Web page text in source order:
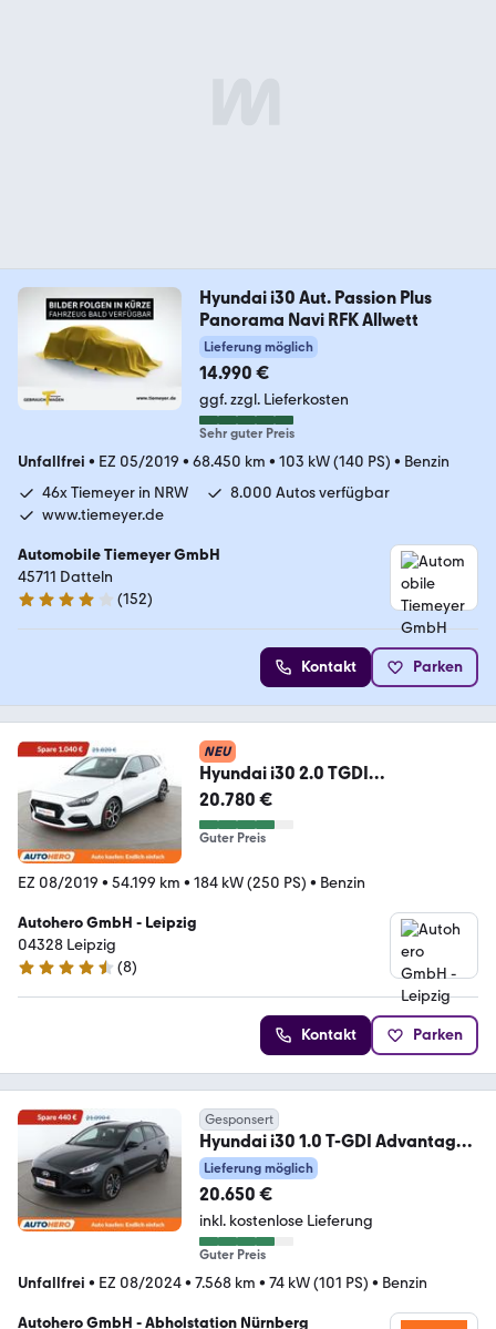
Hyundai i30 Aut. Passion Plus
Panorama Navi RFK Allwett
Lieferung möglich
14.990 €
ggf. zzgl. Lieferkosten
Sehr guter Preis
Unfallfrei • EZ 05/2019 • 68.450 km • 103 kW (140 PS) • Benzin
46x Tiemeyer in NRW
8.000 Autos verfügbar
www.tiemeyer.de
Automobile Tiemeyer GmbH
45711 Datteln
3.8 Sterne
(152)
Kontakt Parken
NEU
Hyundai i30 2.0 TGDI
N*NAVI*TEMPO*CAM*PDC*SHZ*
ALU*KLIMA*
20.780 €
Guter Preis
EZ 08/2019 • 54.199 km • 184 kW (250 PS) • Benzin
Autohero GmbH - Leipzig
04328 Leipzig
4.3 Sterne
(8)
Kontakt Parken
Gesponsert
Hyundai i30 1.0 T-GDI Advantage
Aut.*NAVI*LED*TEMPO*CAM*
Lieferung möglich
20.650 €
inkl. kostenlose Lieferung
Guter Preis
Unfallfrei • EZ 08/2024• 7.568 km • 74 kW (101 PS) • Benzin
Autohero GmbH - Abholstation Nürnberg